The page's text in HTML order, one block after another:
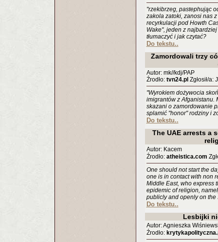
"rzekibrzeg, pastephując
zakola zatoki, zanosi nas
recyrkulacji pod Howth
Wake", jeden z
tłumaczyć i jak czytać?
Do tekstu..
Zamordowali trzy
Autor: mk//kdj/PAP
Źrodło: tvn24.pl Zgłosił/a:
"Wyrokiem dożywocia
imigrantów z Afganistanu.
skazani o zamordowanie
splamić "honor" rodziny i
Do tekstu..
The UAE arrests a
Autor: Kacem
Źrodło: atheistica.com
One should not start the
one is in contact with non
Middle East, who express
epidemic of religion,
publicly and openly on the
Do tekstu..
Lesbijki
Autor: Agnieszka
Źrodło: